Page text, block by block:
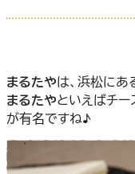
まるたやは、浜松にあ
まるたやといえばチー
が有名ですね♪